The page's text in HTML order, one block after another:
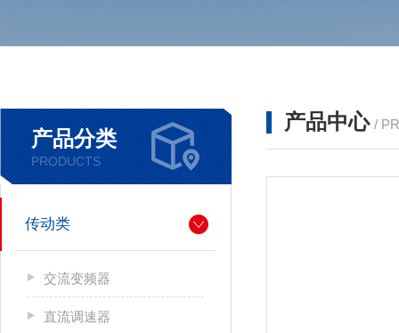
产品分类
PRODUCTS
传动类
交流变频器
直流调速器
产品中心 /